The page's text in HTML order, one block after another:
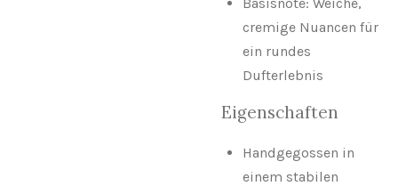
cremige Nuancen für
ein rundes
Dufterlebnis
Eigenschaften
Handgegossen in
einem stabilen